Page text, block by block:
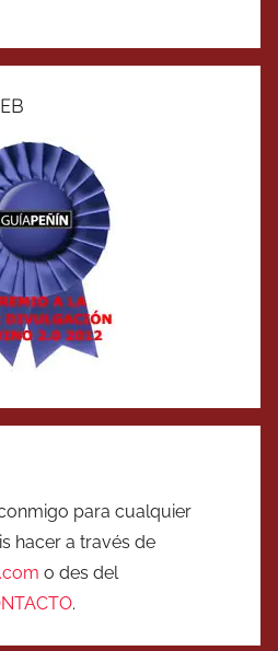
para cualquier
hacer a través de
o des del
.